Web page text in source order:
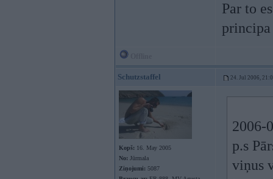
Par to
Schutzstaffel 24. Jul 2006,
Kopš: 16. May 2005
No: Jūrmala
Ziņojumi: 5087
2006-
p.s
viņus